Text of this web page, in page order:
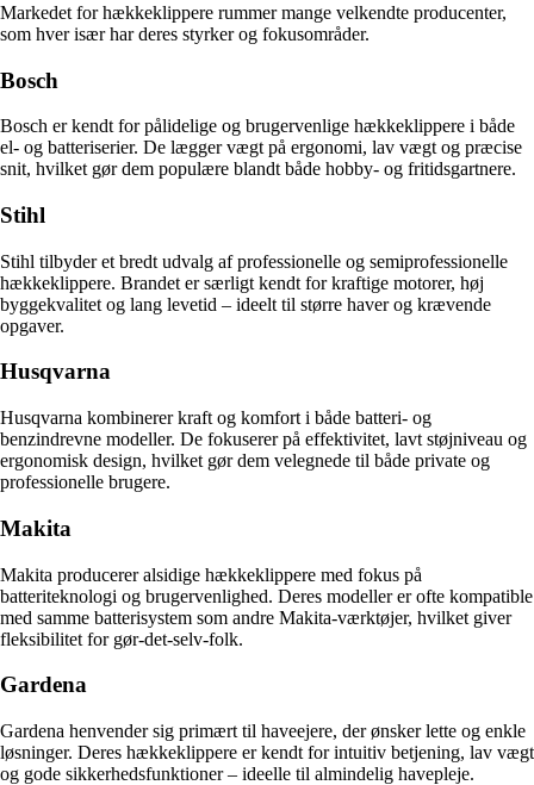
Markedet for hækkeklippere rummer mange velkendte producenter,
som hver især har deres styrker og fokusområder.
Bosch
Bosch er kendt for pålidelige og brugervenlige hækkeklippere i både
el- og batteriserier. De lægger vægt på ergonomi, lav vægt og præcise
snit, hvilket gør dem populære blandt både hobby- og fritidsgartnere.
Stihl
Stihl tilbyder et bredt udvalg af professionelle og semiprofessionelle
hækkeklippere. Brandet er særligt kendt for kraftige motorer, høj
byggekvalitet og lang levetid – ideelt til større haver og krævende
opgaver.
Husqvarna
Husqvarna kombinerer kraft og komfort i både batteri- og
benzindrevne modeller. De fokuserer på effektivitet, lavt støjniveau og
ergonomisk design, hvilket gør dem velegnede til både private og
professionelle brugere.
Makita
Makita producerer alsidige hækkeklippere med fokus på
batteriteknologi og brugervenlighed. Deres modeller er ofte kompatible
med samme batterisystem som andre Makita-værktøjer, hvilket giver
fleksibilitet for gør-det-selv-folk.
Gardena
Gardena henvender sig primært til haveejere, der ønsker lette og enkle
løsninger. Deres hækkeklippere er kendt for intuitiv betjening, lav vægt
og gode sikkerhedsfunktioner – ideelle til almindelig havepleje.